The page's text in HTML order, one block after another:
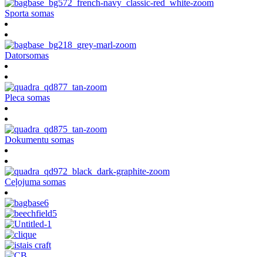
Sporta somas
Datorsomas
Pleca somas
Dokumentu somas
Ceļojuma somas